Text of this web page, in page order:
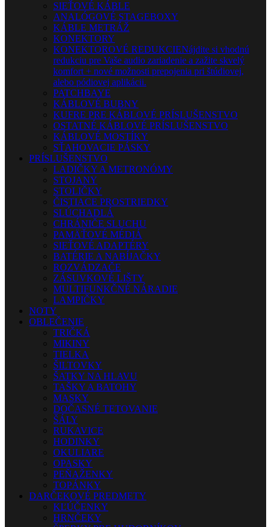
SIEŤOVÉ KÁBLE
ANALÓGOVÉ STAGEBOXY
KÁBLE METRÁŽ
KONEKTORY
KONEKTOROVÉ REDUKCIENájdite si vhodnú
redukciu pre Vaše audio zariadenie a zažite skvelý
komfort + nové možnosti prepojenia pri štúdiovej,
alebo pódiovej aplikácii.
PATCHBAYE
KÁBLOVÉ BUBNY
KUFRE PRE KÁBLOVÉ PRÍSLUŠENSTVO
OSTATNÉ KÁBLOVÉ PRÍSLUŠENSTVO
KÁBLOVÉ MOSTÍKY
SŤAHOVACIE PÁSKY
PRÍSLUŠENSTVO
LADIČKY A METRONÓMY
STOJANY
STOLIČKY
ČISTIACE PROSTRIEDKY
SLÚCHADLÁ
CHRÁNIČE SLUCHU
PAMÄŤOVÉ MÉDIÁ
SIEŤOVÉ ADAPTÉRY
BATÉRIE A NABÍJAČKY
ROZVÁDZAČE
ZÁSUVKOVÉ LIŠTY
MULTIFUNKČNÉ NÁRADIE
LAMPIČKY
NOTY
OBLEČENIE
TRIČKÁ
MIKINY
TIELKA
ŠILTOVKY
ŠATKY NA HLAVU
TAŠKY A BATOHY
MASKY
DOČASNÉ TETOVANIE
ŠÁLY
RUKAVICE
HODINKY
OKULIARE
OPASKY
PEŇAŽENKY
TOPÁNKY
DARČEKOVÉ PREDMETY
KĽÚČENKY
HRNČEKY